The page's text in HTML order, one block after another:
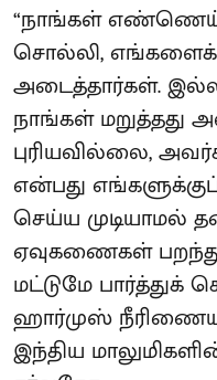
“நாங்கள் எண்ணெய்
சொல்லி, எங்களைக்
அடைத்தார்கள்.
நாங்கள் மறுத்தது
புரியவில்லை,
என்பது
செய்ய முடியாமல்
ஏவுகணைகள்
மட்டுமே பார்த்துக்
ஹார்முஸ்
இந்திய